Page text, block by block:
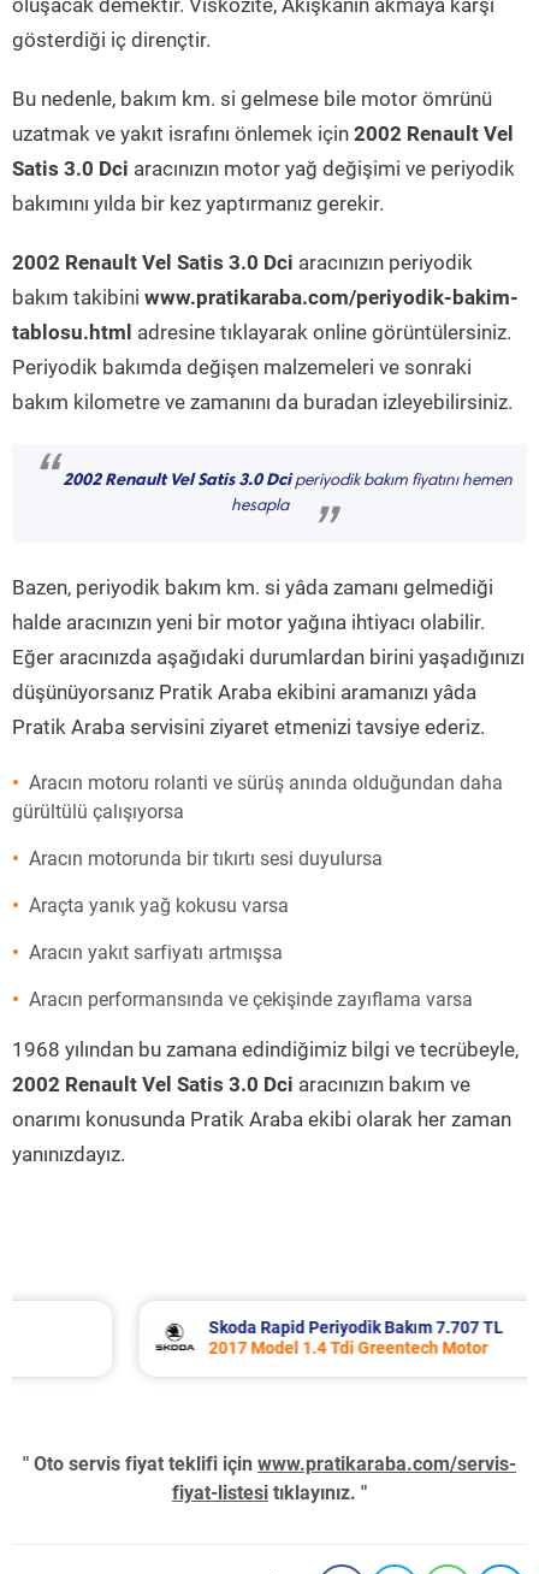
oluşacak demektir. Viskozite, Akışkanın akmaya karşı
gösterdiği iç dirençtir.
Bu nedenle, bakım km. si gelmese bile motor ömrünü
uzatmak ve yakıt israfını önlemek için 2002 Renault Vel
Satis 3.0 Dci aracınızın motor yağ değişimi ve periyodik
bakımını yılda bir kez yaptırmanız gerekir.
2002 Renault Vel Satis 3.0 Dci aracınızın periyodik
bakım takibini www.pratikaraba.com/periyodik-bakim-
tablosu.html adresine tıklayarak online görüntülersiniz.
Periyodik bakımda değişen malzemeleri ve sonraki
bakım kilometre ve zamanını da buradan izleyebilirsiniz.
“ 2002 Renault Vel Satis 3.0 Dciperiyodik bakım fiyatını hemen
hesapla
”
Bazen, periyodik bakım km. si yâda zamanı gelmediği
halde aracınızın yeni bir motor yağına ihtiyacı olabilir.
Eğer aracınızda aşağıdaki durumlardan birini yaşadığınızı
düşünüyorsanız Pratik Araba ekibini aramanızı yâda
Pratik Araba servisini ziyaret etmenizi tavsiye ederiz.
Aracın motoru rolanti ve sürüş anında olduğundan daha
gürültülü çalışıyorsa
Aracın motorunda bir tıkırtı sesi duyulursa
Araçta yanık yağ kokusu varsa
Aracın yakıt sarfiyatı artmışsa
Aracın performansında ve çekişinde zayıflama varsa
1968 yılından bu zamana edindiğimiz bilgi ve tecrübeyle,
2002 Renault Vel Satis 3.0 Dci aracınızın bakım ve
onarımı konusunda Pratik Araba ekibi olarak her zaman
yanınızdayız.
Skoda Rapid Periyodik Bakım 7.707 TL
2017 Model 1.4 Tdi Greentech Motor
" Oto servis fiyat teklifi için www.pratikaraba.com/servis-
fiyat-listesi tıklayınız. "